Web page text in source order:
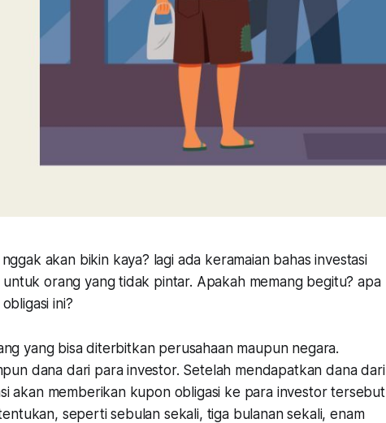
nggak akan bikin kaya? lagi ada keramaian bahas investasi
orang yang tidak pintar. Apakah memang begitu? apa
ini?
yang bisa diterbitkan perusahaan maupun negara.
dana dari para investor. Setelah mendapatkan dana dari
akan memberikan kupon obligasi ke para investor tersebut
seperti sebulan sekali, tiga bulanan sekali, enam